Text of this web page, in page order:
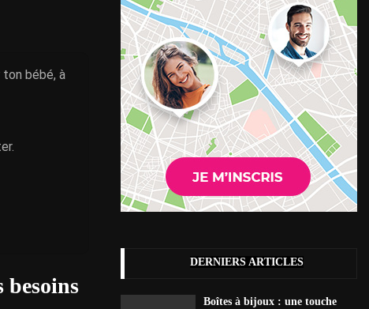
ton bébé, à
besoins
DERNIERS ARTICLES
Boîtes à bijoux : une touche